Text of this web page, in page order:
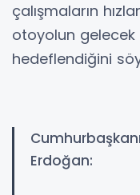
çalışmaların
otoyolun gelecek
hedeflendiğini
Erdoğan: